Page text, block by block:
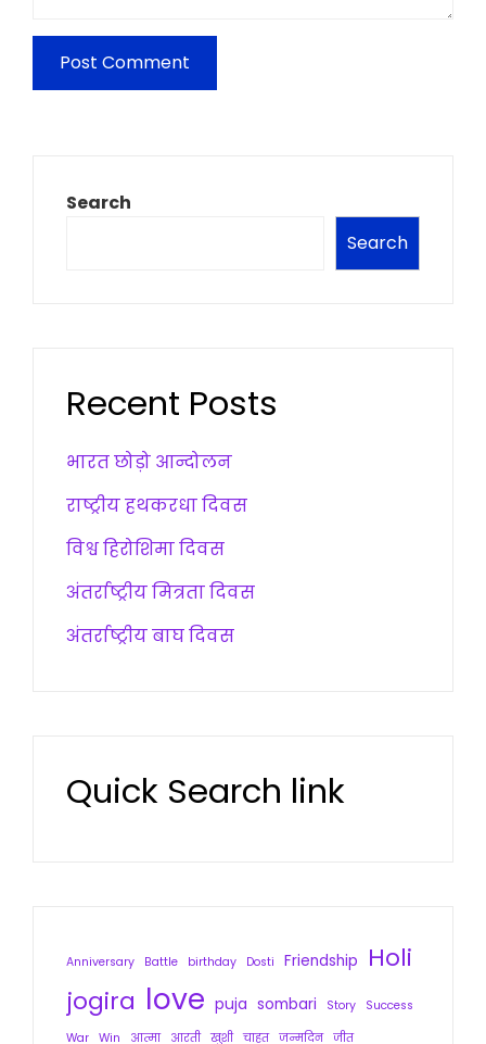
Search
Search
Recent Posts
भारत छोड़ो आन्दोलन
राष्ट्रीय हथकरधा दिवस
विश्व हिरोशिमा दिवस
अंतर्राष्ट्रीय मित्रता दिवस
अंतर्राष्ट्रीय बाघ दिवस
Quick Search link
Anniversary Battle birthday Dosti Friendship
Holi
jogira love puja sombari Story
Success
War Win आत्मा आरती खुशी चाहत जन्मदिन जीत